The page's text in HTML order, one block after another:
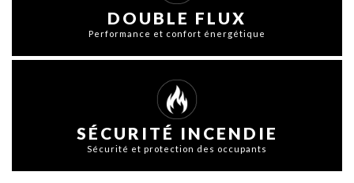
DOUBLE FLUX
Performance et confort énergétique
SÉCURITÉ INCENDIE
Sécurité et protection des occupants